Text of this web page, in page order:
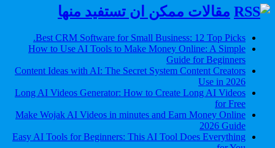
مقالات ممكن ان تستفيد منها
Best CRM Software for Small Business: 12 Top Picks.
How to Use AI Tools to Make Money Online: A Simple
Guide for Beginners
Content Ideas with AI: The Secret System Content Creators
Use in 2026
Long AI Videos Generator: How to Create Long AI Videos
for Free
Make Wojak AI Videos in minutes and Earn Money Online
2026 Guide
Easy AI Tools for Beginners: This AI Tool Does Everything